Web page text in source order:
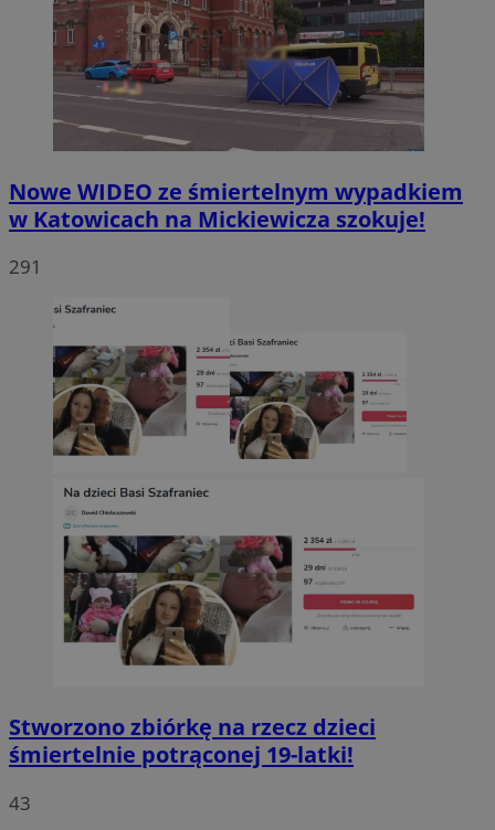
Nowe WIDEO ze śmiertelnym wypadkiem
w Katowicach na Mickiewicza szokuje!
291
Stworzono zbiórkę na rzecz dzieci
śmiertelnie potrąconej 19-latki!
43